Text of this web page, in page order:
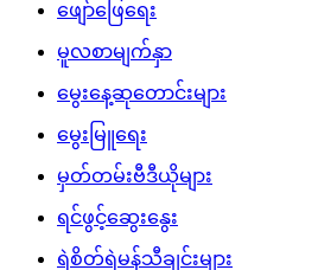
ဖျော်ဖြေရေး
မူလစာမျက်နှာ
မွေးနေ့ဆုတောင်းများ
မွေးမြူရေး
မှတ်တမ်းဗီဒီယိုများ
ရင်ဖွင့်ဆွေးနွေး
ရဲစိတ်ရဲမန်သီချင်းများ